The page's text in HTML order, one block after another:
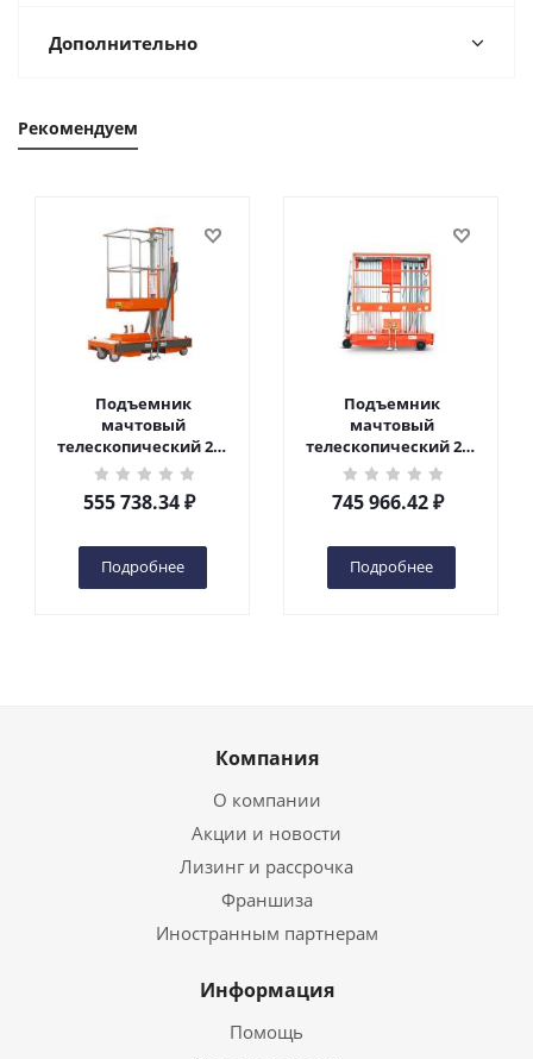
Дополнительно
Рекомендуем
Подъемник
мачтовый
телескопический 200
кг 6 м TOR GTWY6-200S
DC 2-мачтовый
(автономный) (G) в
555 738.34₽
Подробнее
Подъемник
мачтовый
телескопический 200
кг 10 м TOR GTWY10-
200S DC 2-мачтовый
(автономный) (N) в
745 966.42₽
Подробнее
Компания
О компании
Акции и новости
Лизинг и рассрочка
Франшиза
Иностранным партнерам
Информация
Помощь